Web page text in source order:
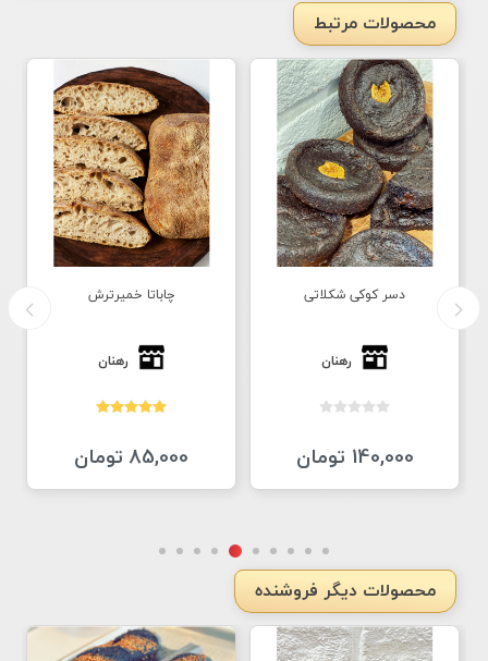
محصولات مرتبط
دسر کوکی شکلاتی
رهنان
140,000 تومان
چاباتا خمیرترش
رهنان
85,000 تومان
محصولات دیگر فروشنده